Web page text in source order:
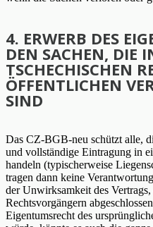
4. ERWERB DES
DEN SACHEN, DIE
TSCHECHISCHEN
ÖFFENTLICHEN
SIND
Das CZ-BGB-neu schützt alle,
und vollständige Eintragung in
handeln (typischerweise
tragen dann keine
der Unwirksamkeit des
Rechtsvorgängern
Eigentumsrecht des